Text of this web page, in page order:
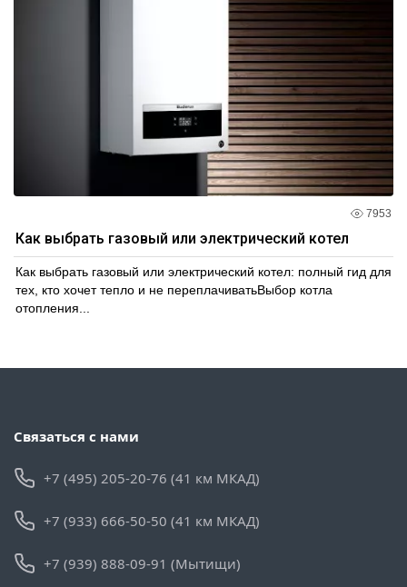
7953
Как выбрать газовый или электрический котел
Как выбрать газовый или электрический котел: полный гид для
тех, кто хочет тепло и не переплачиватьВыбор котла
отопления...
Связаться с нами
+7 (495) 205-20-76 (41 км МКАД)
+7 (933) 666-50-50 (41 км МКАД)
+7 (939) 888-09-91 (Мытищи)